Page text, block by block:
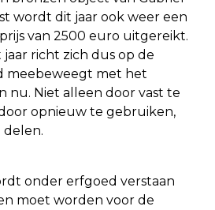
wordt dit jaar ook weer een
van 2500 euro uitgereikt.
richt zich dus op de
meebeweegt met het
nu. Niet alleen door vast te
opnieuw te gebruiken,
delen.
onder erfgoed verstaan
moet worden voor de